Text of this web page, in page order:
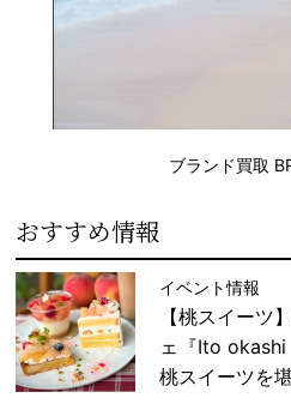
ブランド買取
おすすめ情報
イベント情報
【桃スイーツ
ェ『Ito okashi
桃スイーツを堪